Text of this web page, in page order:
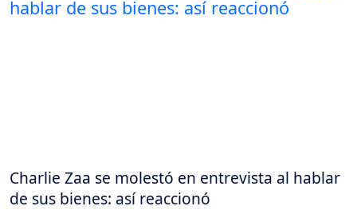
Charlie Zaa se molestó en entrevista al hablar
de sus bienes: así reaccionó